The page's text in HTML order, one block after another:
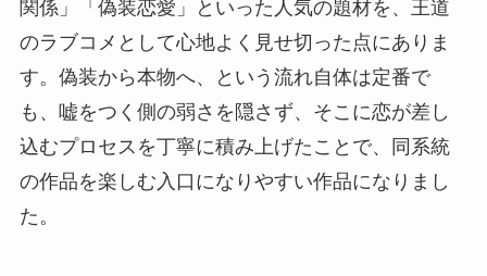
関係」「偽装恋愛」といった人気の題材を、王道
のラブコメとして心地よく見せ切った点にありま
す。偽装から本物へ、という流れ自体は定番で
も、嘘をつく側の弱さを隠さず、そこに恋が差し
込むプロセスを丁寧に積み上げたことで、同系統
の作品を楽しむ入口になりやすい作品になりまし
た。